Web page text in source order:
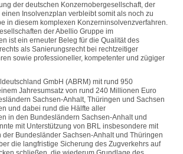
der deutschen Konzernobergesellschaft, der
Insolvenzplan verbleibt somit als noch zu
in diesem komplexen Konzerninsolvenzverfahren.
der Abellio Gruppe im
ist ein erneuter Beleg für die Qualität des
als Sanierungsrecht bei rechtzeitiger
sowie professioneller, kompetenter und zügiger
GmbH (ABRM) mit rund 950
Jahresumsatz von rund 240 Millionen Euro
Sachsen-Anhalt, Thüringen und Sachsen
und dabei rund die Hälfte aller
in den Bundesländern Sachsen-Anhalt und
mit Unterstützung von BRL insbesondere mit
der Bundesländer Sachsen-Anhalt und Thüringen
die langfristige Sicherung des Zugverkehrs auf